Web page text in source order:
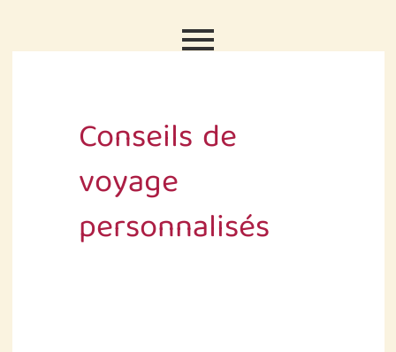
au
Conseils de
voyage
personnalisés